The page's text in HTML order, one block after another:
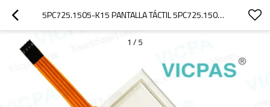
5PC725.1505-K15 PANTALLA TÁCTIL 5PC725.1505-K15 TECLADO DE MEMBRANA VPS T12
1 / 5